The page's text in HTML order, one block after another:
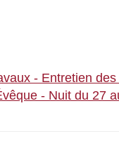
- Entretien
- Nuit du 27